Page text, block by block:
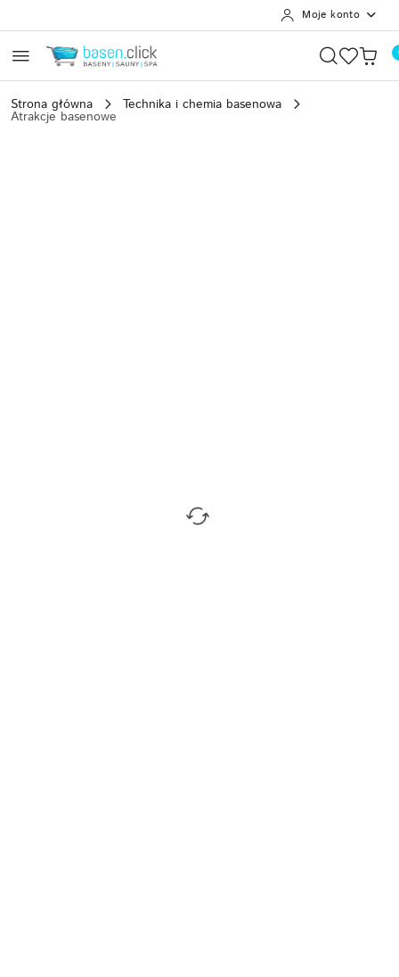
Moje konto
Strona główna Technika i chemia basenowa
Atrakcje basenowe